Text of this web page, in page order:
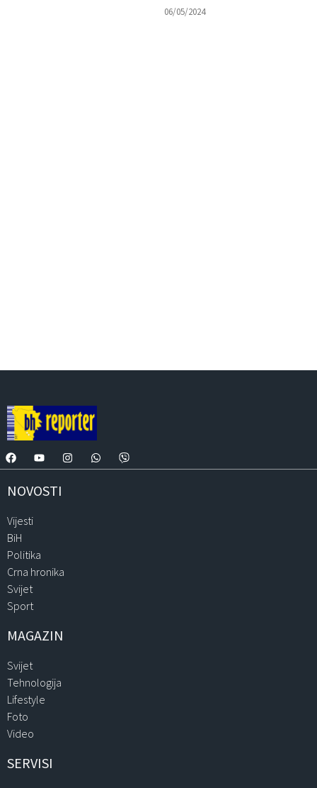
06/05/2024
NOVOSTI
Vijesti
BiH
Politika
Crna hronika
Svijet
Sport
MAGAZIN
Svijet
Tehnologija
Lifestyle
Foto
Video
SERVISI